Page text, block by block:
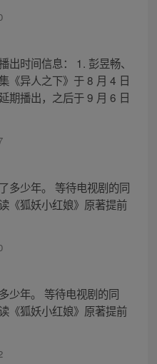
出时间信息： 1. 彭昱畅、
《异人之下》于 8 月 4 日
期播出，之后于 9 月 6 日
多少年。 等待电视剧的同
《狐妖小红娘》原著提前
少年。 等待电视剧的同
《狐妖小红娘》原著提前